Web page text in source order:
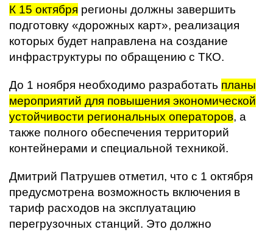
К 15 октября регионы должны завершить
подготовку «дорожных карт», реализация
которых будет направлена на создание
инфраструктуры по обращению с ТКО.
До 1 ноября необходимо разработать планы
мероприятий для повышения экономической
устойчивости региональных операторов, а
также полного обеспечения территорий
контейнерами и специальной техникой.
Дмитрий Патрушев отметил, что с 1 октября
предусмотрена возможность включения в
тариф расходов на эксплуатацию
перегрузочных станций. Это должно